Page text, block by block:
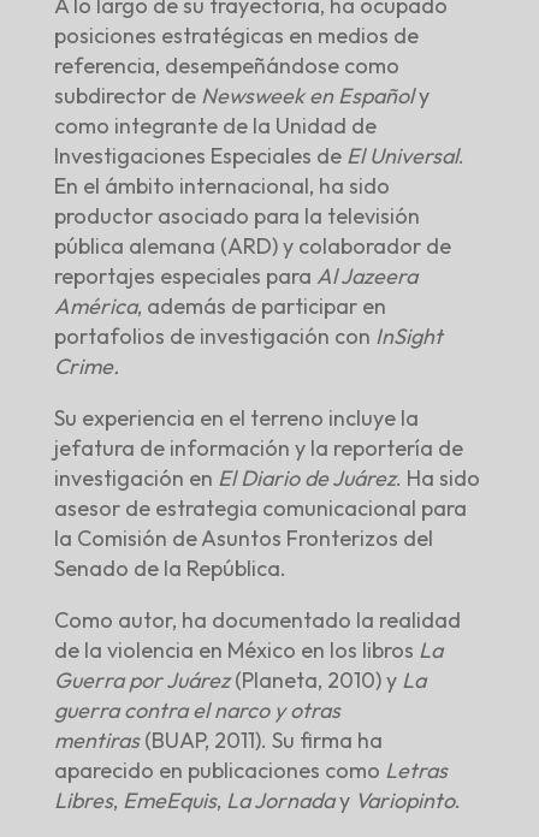
A lo largo de su trayectoria, ha ocupado
posiciones estratégicas en medios de
referencia, desempeñándose como
subdirector de Newsweek en Españoly
como integrante de la Unidad de
Investigaciones Especiales de El Universal.
En el ámbito internacional, ha sido
productor asociado para la televisión
pública alemana (ARD) y colaborador de
reportajes especiales para Al Jazeera
América, además de participar en
portafolios de investigación con InSight
Crime.
Su experiencia en el terreno incluye la
jefatura de información y la reportería de
investigación en El Diario de Juárez. Ha sido
asesor de estrategia comunicacional para
la Comisión de Asuntos Fronterizos del
Senado de la República.
Como autor, ha documentado la realidad
de la violencia en México en los libros La
Guerra por Juárez (Planeta, 2010) y La
guerra contra el narco y otras
mentiras (BUAP, 2011). Su firma ha
aparecido en publicaciones como Letras
Libres, EmeEquis, La Jornaday Variopinto.